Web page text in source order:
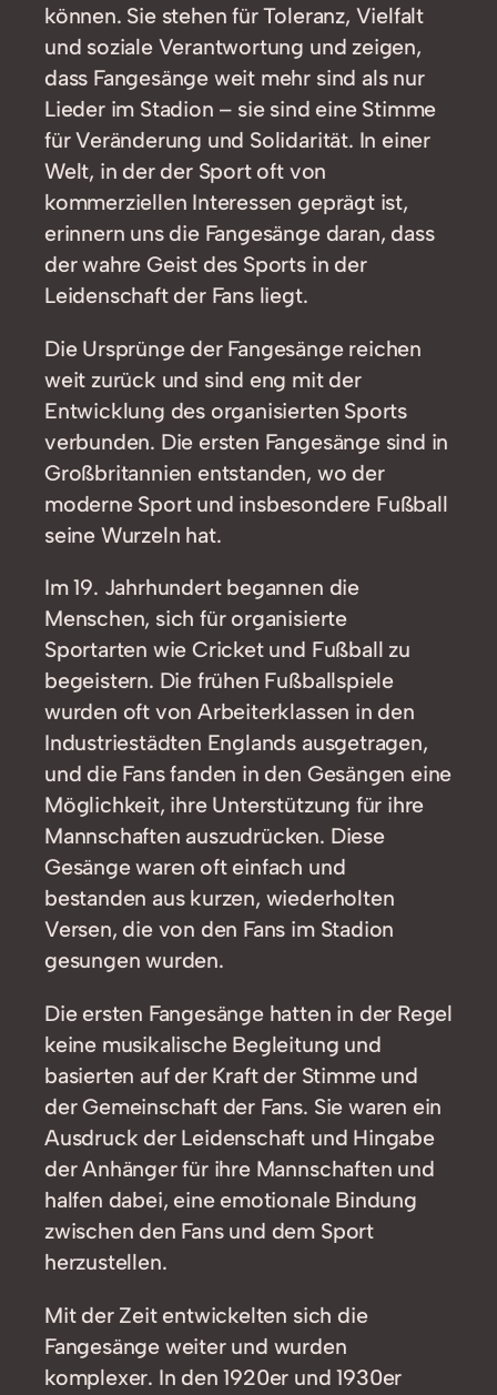
können. Sie stehen für Toleranz, Vielfalt
und soziale Verantwortung und zeigen,
dass Fangesänge weit mehr sind als nur
Lieder im Stadion – sie sind eine Stimme
für Veränderung und Solidarität. In einer
Welt, in der der Sport oft von
kommerziellen Interessen geprägt ist,
erinnern uns die Fangesänge daran, dass
der wahre Geist des Sports in der
Leidenschaft der Fans liegt.
Die Ursprünge der Fangesänge reichen
weit zurück und sind eng mit der
Entwicklung des organisierten Sports
verbunden. Die ersten Fangesänge sind in
Großbritannien entstanden, wo der
moderne Sport und insbesondere Fußball
seine Wurzeln hat.
Im 19. Jahrhundert begannen die
Menschen, sich für organisierte
Sportarten wie Cricket und Fußball zu
begeistern. Die frühen Fußballspiele
wurden oft von Arbeiterklassen in den
Industriestädten Englands ausgetragen,
und die Fans fanden in den Gesängen eine
Möglichkeit, ihre Unterstützung für ihre
Mannschaften auszudrücken. Diese
Gesänge waren oft einfach und
bestanden aus kurzen, wiederholten
Versen, die von den Fans im Stadion
gesungen wurden.
Die ersten Fangesänge hatten in der Regel
keine musikalische Begleitung und
basierten auf der Kraft der Stimme und
der Gemeinschaft der Fans. Sie waren ein
Ausdruck der Leidenschaft und Hingabe
der Anhänger für ihre Mannschaften und
halfen dabei, eine emotionale Bindung
zwischen den Fans und dem Sport
herzustellen.
Mit der Zeit entwickelten sich die
Fangesänge weiter und wurden
komplexer. In den 1920er und 1930er